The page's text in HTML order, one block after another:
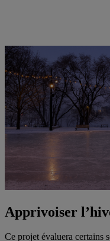
Apprivoiser
Ce projet évaluera certains